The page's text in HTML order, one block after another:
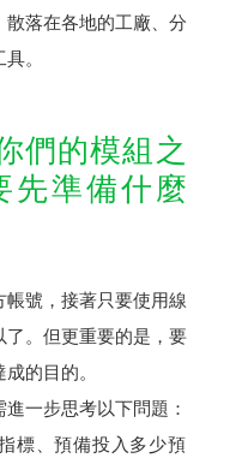
散落在各地的工廠、分
。
們的模組之
先準備什麼
帳號，接著只要使用線
。但更重要的是，要
的目的。
一步思考以下問題：
標、預備投入多少預